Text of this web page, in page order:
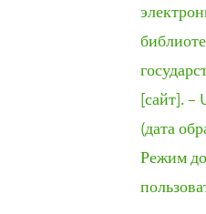
[сайт]. –
(дата
Режим